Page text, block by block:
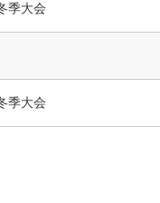
季大会
季大会